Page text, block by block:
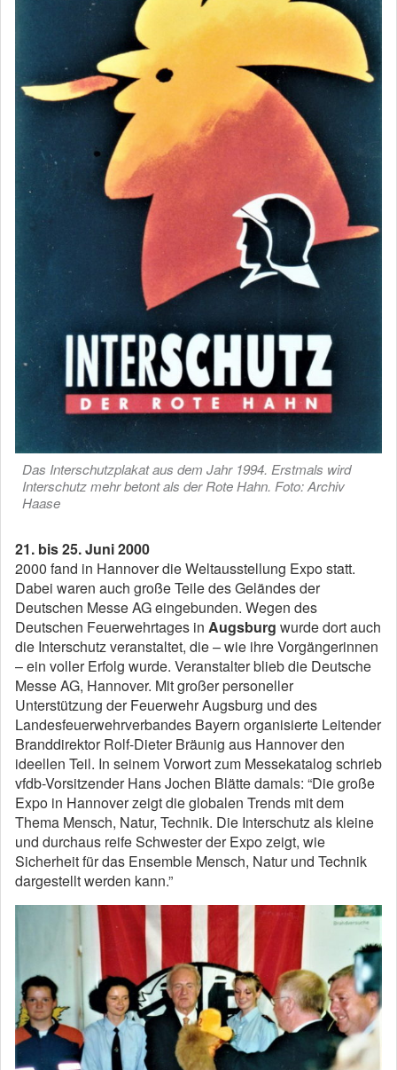
Das Interschutzplakat aus dem Jahr 1994. Erstmals wird
Interschutz mehr betont als der Rote Hahn. Foto: Archiv
Haase
21. bis 25. Juni 2000
2000 fand in Hannover die Weltausstellung Expo statt.
Dabei waren auch große Teile des Geländes der
Deutschen Messe AG eingebunden. Wegen des
Deutschen Feuerwehrtages in Augsburg wurde dort auch
die Interschutz veranstaltet, die – wie ihre Vorgängerinnen
– ein voller Erfolg wurde. Veranstalter blieb die Deutsche
Messe AG, Hannover. Mit großer personeller
Unterstützung der Feuerwehr Augsburg und des
Landesfeuerwehrverbandes Bayern organisierte Leitender
Branddirektor Rolf-Dieter Bräunig aus Hannover den
ideellen Teil. In seinem Vorwort zum Messekatalog schrieb
vfdb-Vorsitzender Hans Jochen Blätte damals: “Die große
Expo in Hannover zeigt die globalen Trends mit dem
Thema Mensch, Natur, Technik. Die Interschutz als kleine
und durchaus reife Schwester der Expo zeigt, wie
Sicherheit für das Ensemble Mensch, Natur und Technik
dargestellt werden kann.”